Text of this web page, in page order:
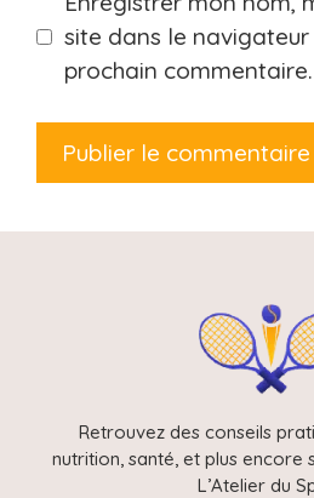
site dans le
prochain commentaire.
Retrouvez des conseils
nutrition, santé, et plus encore
L’Atelier du